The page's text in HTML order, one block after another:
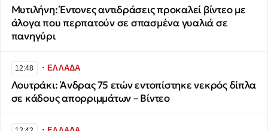
Μυτιλήνη: Έντονες αντιδράσεις προκαλεί βίντεο με
άλογα που περπατούν σε σπασμένα γυαλιά σε
πανηγύρι
12:48 ∙ΕΛΛΑΔΑ
Λουτράκι: Άνδρας 75 ετών εντοπίστηκε νεκρός δίπλα
σε κάδους απορριμμάτων – Βίντεο